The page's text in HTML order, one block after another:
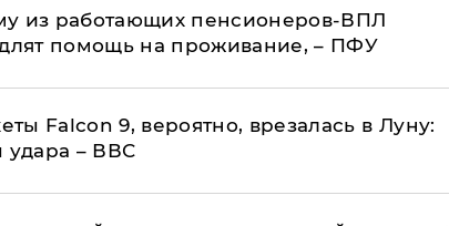
из работающих пенсионеров-ВПЛ
помощь на проживание, – ПФУ
Falcon 9, вероятно, врезалась в Луну:
удара – ВВС